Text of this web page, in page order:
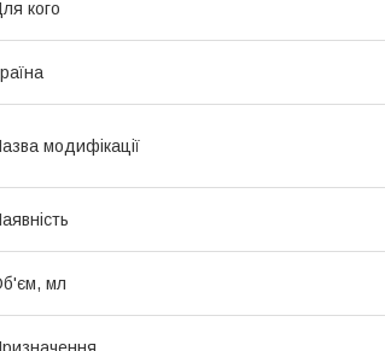
кого
модифікації
мл